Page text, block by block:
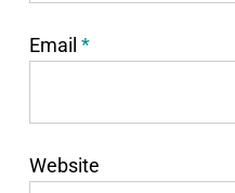
Email *
Website